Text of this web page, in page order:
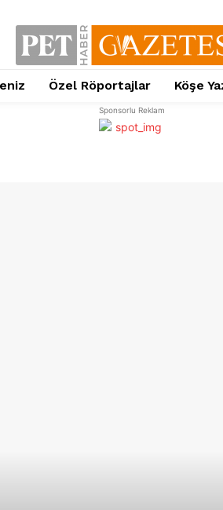
Özel Röportajlar Köşe
Sponsorlu Reklam